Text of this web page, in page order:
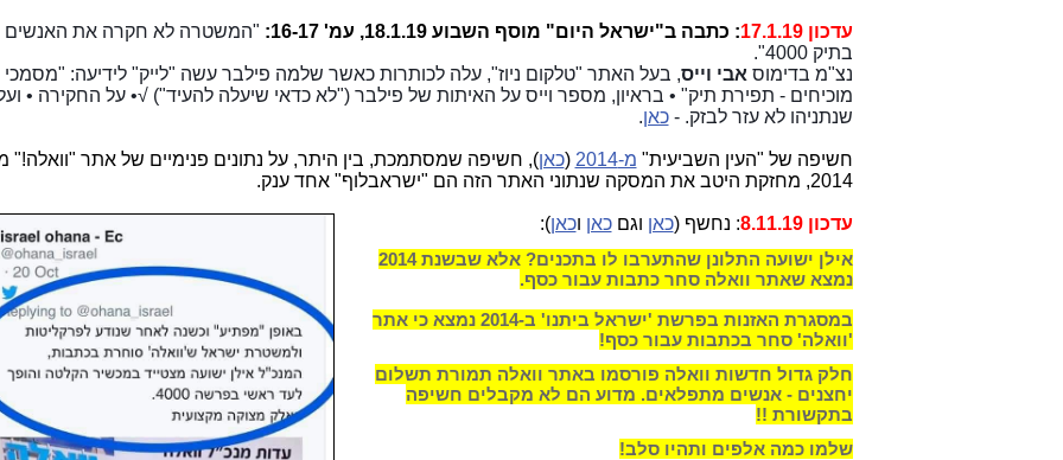
עדכון 17.1.19 : כתבה ב"ישראל היום" מוסף השבוע 18.1.19, עמ' 16-17:
"המשטרה לא חקרה את האנשים
בתיק 4000".
נצ"מ בדימוס אבי וייס
מוכיחים - תפירת תיק" • בראיון, מספר וייס על האיתות של פילבר ("לא כדאי שיעלה להעיד") √• על החקירה •
שנתניהו לא עזר לבזק. -כאן.
חשיפה של "העין השביעית" מ-2014 (כאן), חשיפה שמסתמכת, בין היתר, על נתונים פנימיים של אתר "וואלה!"
2014, מחזקת היטב את המסקה שנתוני האתר הזה הם "ישראבלוף" אחד ענק.
עדכון 8.11.19 : נחשף (כאן וגםכאן וכאן):
אילן ישועה התלונן שהתערבו לו בתכנים? אלא שבשנת 2014
נמצא שאתר וואלה סחר כתבות עבור כסף.
‏במסגרת האזנות בפרשת 'ישראל ביתנו' ב-2014 נמצא כי אתר
'וואלה' סחר בכתבות עבור כסף!
חלק גדול חדשות וואלה פורסמו באתר וואלה תמורת תשלום
יחצנים - אנשים מתפלאים. מדוע הם לא מקבלים חשיפה
בתקשורת !!
שלמו כמה אלפים ותהיו סלב!